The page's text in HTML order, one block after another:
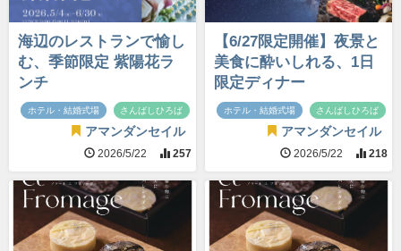
海辺のレストランで愉し
む、季節限定 紫陽花ラ
ンチ
ホテル・結婚式場 さんばしひろば
アマンダンセイル
2026/5/22 257
【6/27限定開催】夜景と
美食に酔いしれる、1日
限定ディナー
ホテル・結婚式場 さんばしひろば
アマンダンセイル
2026/5/22 218